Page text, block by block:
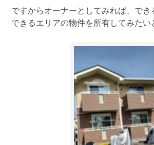
ですからオーナーとしてみれば、でき
できるエリアの物件を所有してみたい